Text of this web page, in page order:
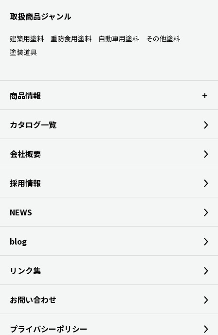
取扱商品ジャンル
建築用塗料 重防食用塗料 自動車用塗料
その他塗料
塗装道具
商品情報
カタログ一覧
会社概要
採用情報
NEWS
blog
リンク集
お問い合わせ
プライバシーポリシー